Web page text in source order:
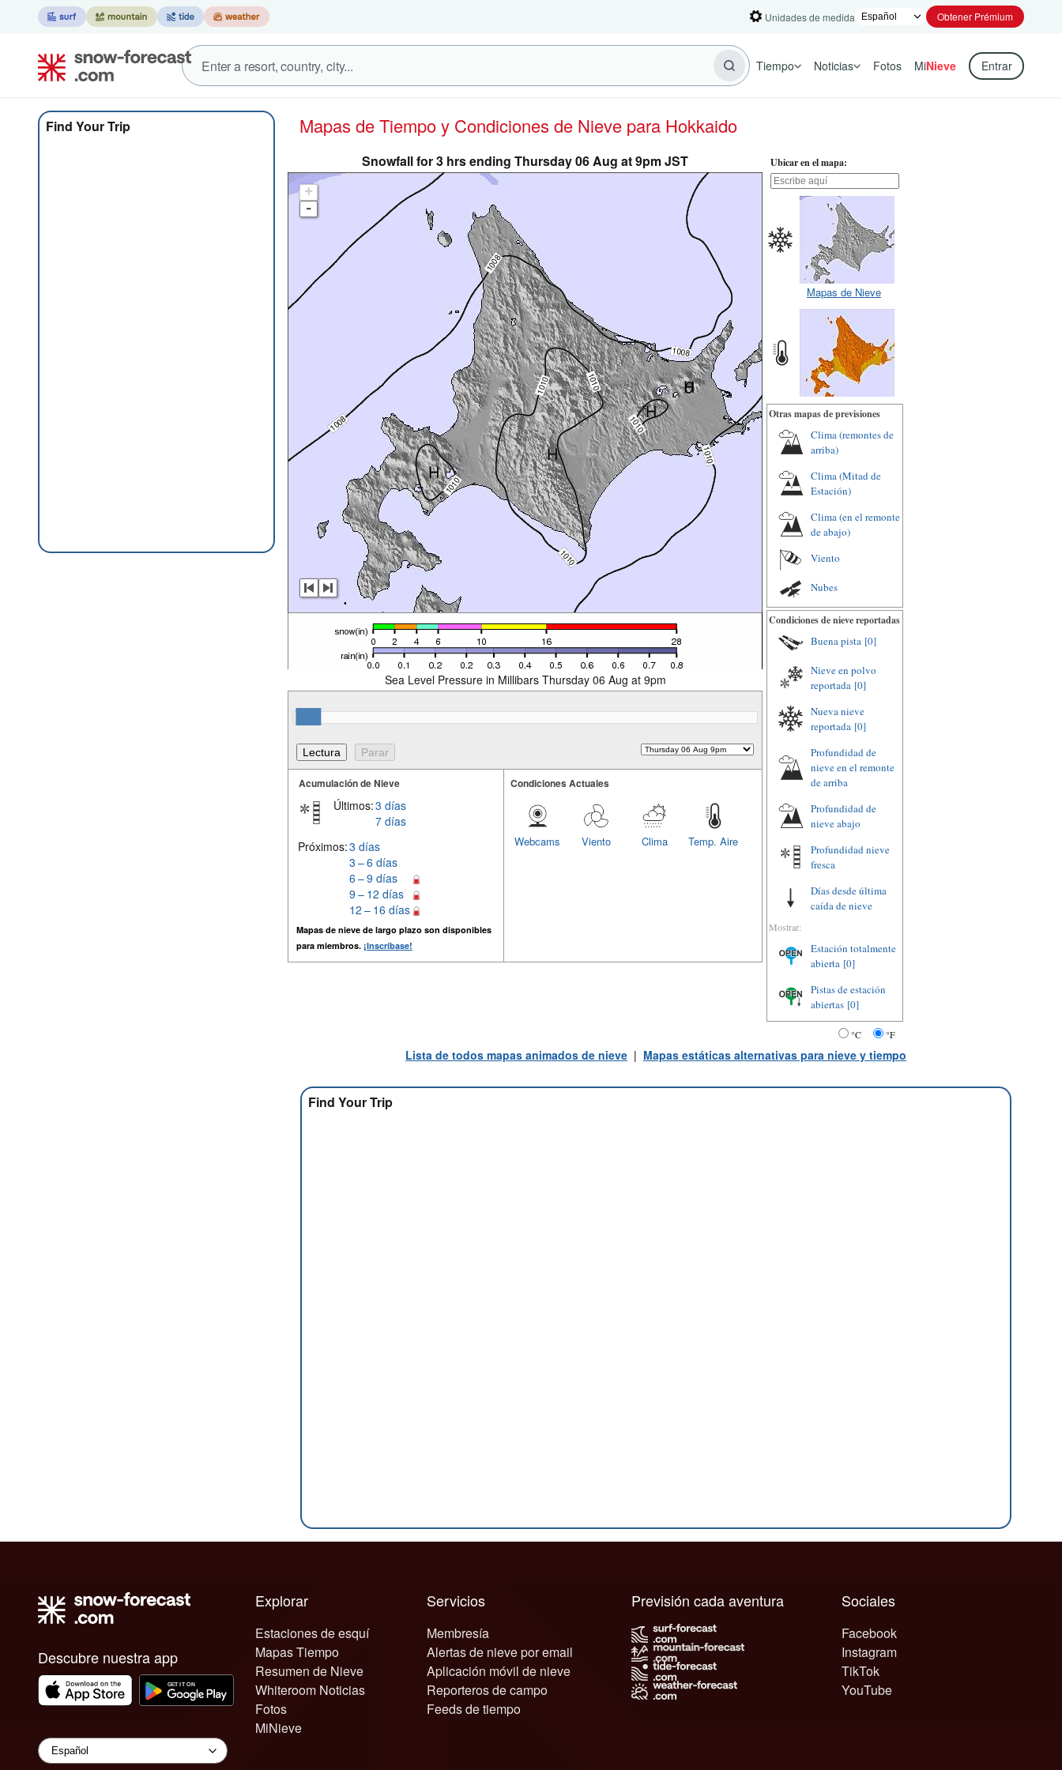
Unidades de medida Obtener Prémium
Tiempo Noticias Fotos MiNieve Entrar
Find Your Trip Mapas de Tiempo y Condiciones de Nieve para Hokkaido
Snowfall for 3 hrs ending Thursday 06 Aug at 9pm JST
+
-
Sea Level Pressure in Millibars Thursday 06 Aug at 9pm
Acumulación de Nieve
Últimos:3 días
7 días
Próximos:3 días
3 – 6 días
6 – 9 días
9 – 12 días
12 – 16 días
Mapas de nieve de largo plazo son disponibles
para miembros. ¡Inscríbase!
Condiciones Actuales
Temp. Aire
Clima
Viento
Webcams
Ubicar en el mapa:
Mapas de Nieve
Otras mapas de previsiones
Clima (remontes de
arriba)
Clima (Mitad de
Estación)
Clima (en el remonte
de abajo)
Viento
Nubes
Condiciones de nieve reportadas
Buena pista [0]
Nieve en polvo
reportada [0]
Nueva nieve
reportada [0]
Profundidad de
nieve en el remonte
de arriba
Profundidad de
nieve abajo
Profundidad nieve
fresca
Días desde última
caída de nieve
Mostrar:
Estación totalmente
abierta [0]
Pistas de estación
abiertas [0]
°C °F
Lista de todos mapas animados de nieve | Mapas estáticas alternativas para nieve y tiempo
Find Your Trip
Descubre nuestra app
Explorar
Estaciones de esquí
Mapas Tiempo
Resumen de Nieve
Whiteroom Noticias
Fotos
MiNieve
Servicios
Membresía
Alertas de nieve por email
Aplicación móvil de nieve
Reporteros de campo
Feeds de tiempo
Sociales
Facebook
Instagram
TikTok
YouTube
Previsión cada aventura